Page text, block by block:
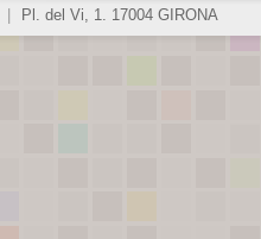
Pl. del Vi, 1. 17004 GIRONA